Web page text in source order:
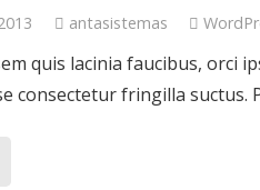
antasistemas
quis lacinia faucibus, orci
consectetur fringilla suctus.